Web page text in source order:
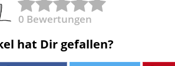
0 Bewertungen
hat Dir gefallen?
Geld verdienen als